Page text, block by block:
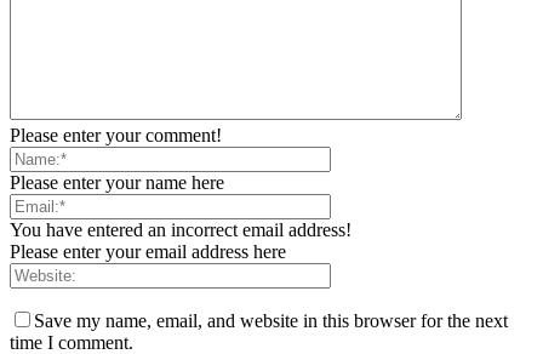
Please enter your comment!
Please enter your name here
You have entered an incorrect email address!
Please enter your email address here
Save my name, email, and website in this browser for the next
time I comment.